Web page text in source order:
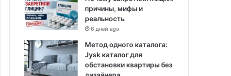
причины, мифы и
реальность
6 дней ago
Метод одного каталога:
Jysk каталог для
обстановки квартиры без